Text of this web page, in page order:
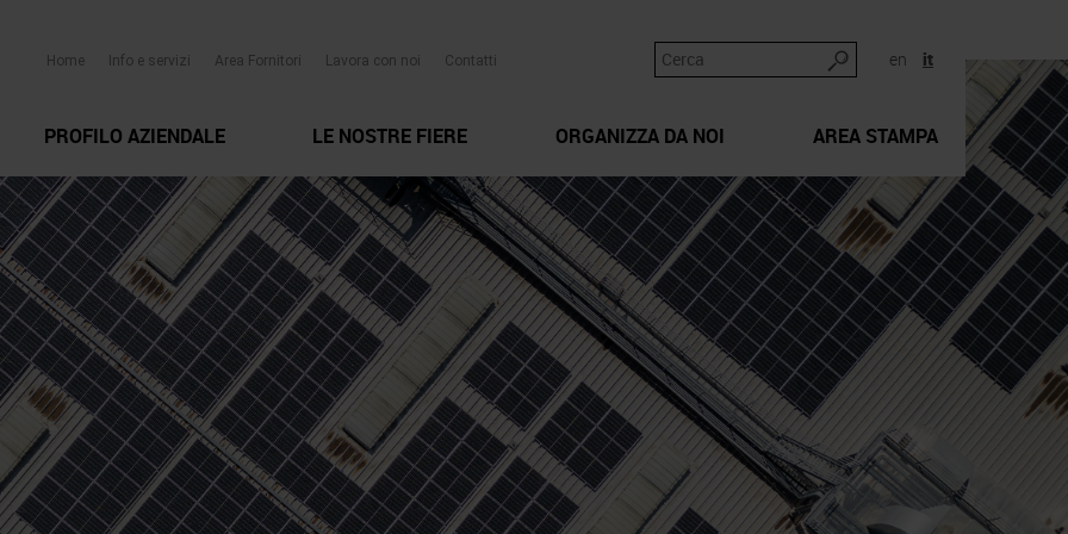
en it
Home Info e servizi Area Fornitori Lavora con noi Contatti
PROFILO AZIENDALE LE NOSTRE FIERE ORGANIZZA DA NOI AREA STAMPA